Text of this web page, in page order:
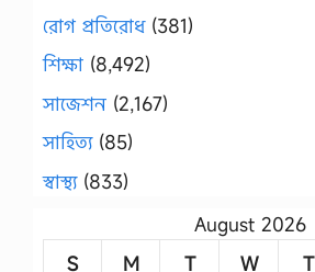
রোগ প্রতিরোধ(381)
শিক্ষা (8,492)
সাজেশন (2,167)
সাহিত্য(85)
স্বাস্থ্য(833)
August 2026
S
M T W T